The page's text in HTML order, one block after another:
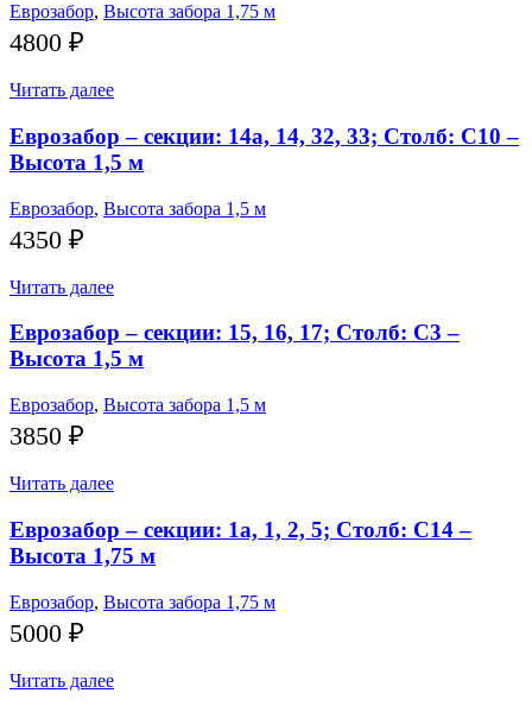
Еврозабор, Высота забора 1,75 м
4800 ₽
Читать далее
Еврозабор – секции: 14а, 14, 32, 33; Столб: С10 –
Высота 1,5 м
Еврозабор, Высота забора 1,5 м
4350 ₽
Читать далее
Еврозабор – секции: 15, 16, 17; Столб: С3 –
Высота 1,5 м
Еврозабор, Высота забора 1,5 м
3850 ₽
Читать далее
Еврозабор – секции: 1а, 1, 2, 5; Столб: С14 –
Высота 1,75 м
Еврозабор, Высота забора 1,75 м
5000 ₽
Читать далее